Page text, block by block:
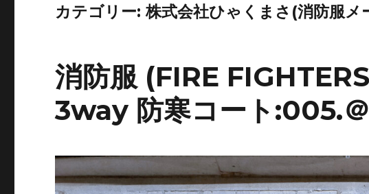
カテゴリー:株式会社ひゃくまさ(消防服メ
消防服 (FIRE
3way 防寒コート:005.